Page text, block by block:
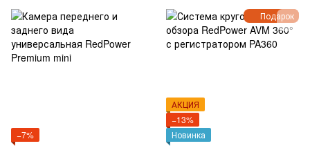
−7%
Подарок
АКЦИЯ
−13%
Новинка